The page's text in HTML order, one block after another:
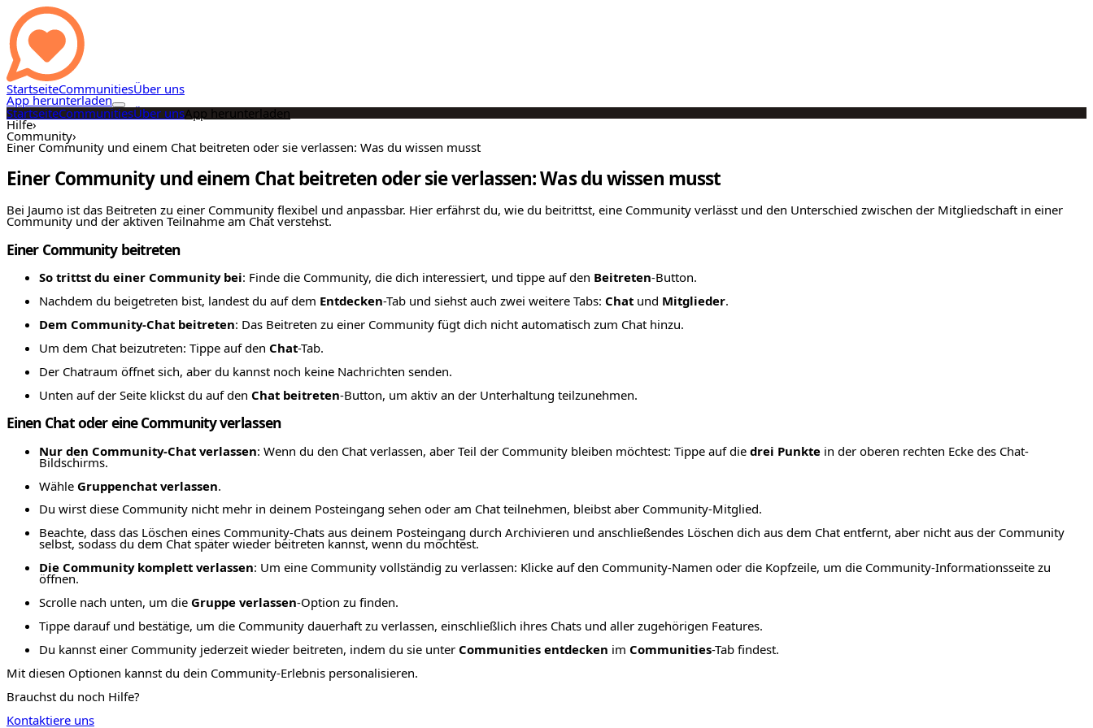
StartseiteCommunitiesÜber uns
App herunterladen
StartseiteCommunitiesÜber unsApp herunterladen
Hilfe›
Community›
Einer Community und einem Chat beitreten oder sie verlassen: Was du wissen musst
Einer Community und einem Chat beitreten oder sie verlassen: Was du wissen musst
Bei Jaumo ist das Beitreten zu einer Community flexibel und anpassbar. Hier erfährst du, wie du beitrittst, eine Community verlässt und den Unterschied zwischen der Mitgliedschaft in einer
Community und der aktiven Teilnahme am Chat verstehst.
Einer Community beitreten
So trittst du einer Community bei: Finde die Community, die dich interessiert, und tippe auf den Beitreten-Button.
Nachdem du beigetreten bist, landest du auf dem Entdecken-Tab und siehst auch zwei weitere Tabs: Chat und Mitglieder.
Dem Community-Chat beitreten: Das Beitreten zu einer Community fügt dich nicht automatisch zum Chat hinzu.
Um dem Chat beizutreten: Tippe auf den Chat-Tab.
Der Chatraum öffnet sich, aber du kannst noch keine Nachrichten senden.
Unten auf der Seite klickst du auf den Chat beitreten-Button, um aktiv an der Unterhaltung teilzunehmen.
Einen Chat oder eine Community verlassen
Nur den Community-Chat verlassen: Wenn du den Chat verlassen, aber Teil der Community bleiben möchtest: Tippe auf die drei Punkte in der oberen rechten Ecke des Chat-
Bildschirms.
Wähle Gruppenchat verlassen.
Du wirst diese Community nicht mehr in deinem Posteingang sehen oder am Chat teilnehmen, bleibst aber Community-Mitglied.
Beachte, dass das Löschen eines Community-Chats aus deinem Posteingang durch Archivieren und anschließendes Löschen dich aus dem Chat entfernt, aber nicht aus der Community
selbst, sodass du dem Chat später wieder beitreten kannst, wenn du möchtest.
Die Community komplett verlassen: Um eine Community vollständig zu verlassen: Klicke auf den Community-Namen oder die Kopfzeile, um die Community-Informationsseite zu
öffnen.
Scrolle nach unten, um die Gruppe verlassen-Option zu finden.
Tippe darauf und bestätige, um die Community dauerhaft zu verlassen, einschließlich ihres Chats und aller zugehörigen Features.
Du kannst einer Community jederzeit wieder beitreten, indem du sie unter Communities entdecken im Communities-Tab findest.
Mit diesen Optionen kannst du dein Community-Erlebnis personalisieren.
Brauchst du noch Hilfe?
Kontaktiere uns